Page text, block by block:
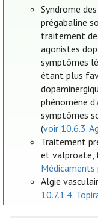
Syndrome
prégabaline
traitement
agonistes
symptômes
étant plus
phénomène
symptômes
(voir 10.6.3.
Traitement
et valproate,
Algie
10.7.1.4.